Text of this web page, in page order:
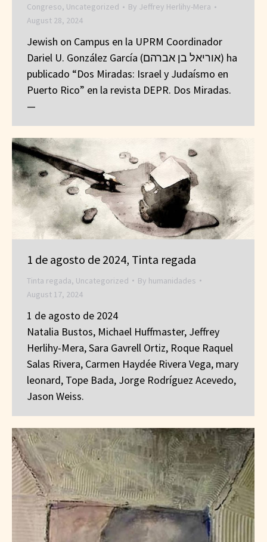
Congreso, Uncategorized By Jeffrey Herlihy-Mera
August 28, 2024
Jewish on Campus en la UPRM Coordinador
Dariel U. González García (אוריאל בן אברהם) ha
publicado “Dos Miradas: Israel y Judaísmo en
Puerto Rico” en la revista DEPR. Dos Miradas.
—
1 de agosto de 2024, Tinta regada
Tinta regada, Uncategorized By humanidades
August 17, 2024
1 de agosto de 2024
Natalia Bustos, Michael Huffmaster, Jeffrey
Herlihy-Mera, Sara Gavrell Ortiz, Roque Raquel
Salas Rivera, Carmen Haydée Rivera Vega, mary
leonard, Tope Bada, Jorge Rodríguez Acevedo,
Jason Weiss.